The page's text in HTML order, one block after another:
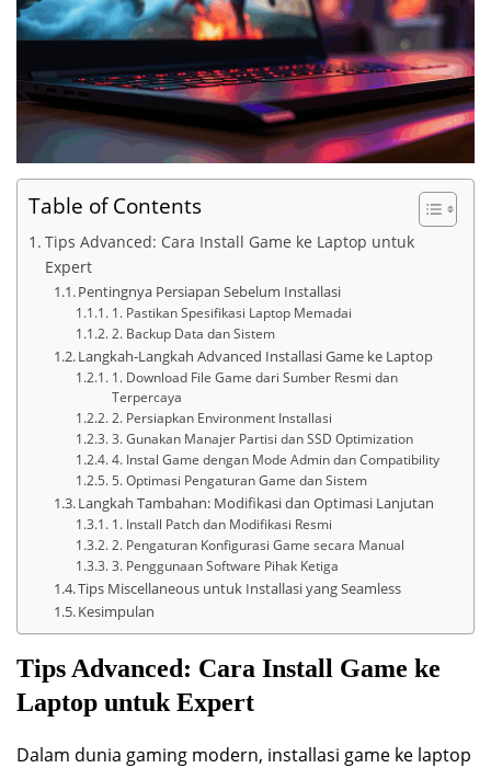
Table of Contents
Tips Advanced: Cara Install Game ke Laptop untuk
Expert
Pentingnya Persiapan Sebelum Installasi
1. Pastikan Spesifikasi Laptop Memadai
2. Backup Data dan Sistem
Langkah-Langkah Advanced Installasi Game ke Laptop
1. Download File Game dari Sumber Resmi dan
Terpercaya
2. Persiapkan Environment Installasi
3. Gunakan Manajer Partisi dan SSD Optimization
4. Instal Game dengan Mode Admin dan Compatibility
5. Optimasi Pengaturan Game dan Sistem
Langkah Tambahan: Modifikasi dan Optimasi Lanjutan
1. Install Patch dan Modifikasi Resmi
2. Pengaturan Konfigurasi Game secara Manual
3. Penggunaan Software Pihak Ketiga
Tips Miscellaneous untuk Installasi yang Seamless
Kesimpulan
Tips Advanced: Cara Install Game ke
Laptop untuk Expert
Dalam dunia gaming modern, installasi game ke laptop